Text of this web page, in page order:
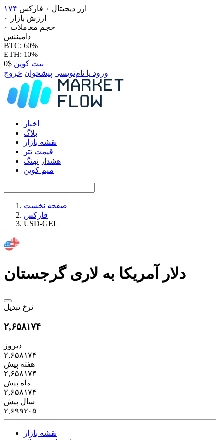
ارز دیجیتال ۰ فارکس ۱۷۴
ارزش بازار
۰
حجم معاملات ۰
دامیننس
BTC: 60%
ETH: 10%
بیت کوین $0
ورود یا نام‌نویسی پیشخوان خروج
اخبار
بلاگ
نقشه بازار
قیمت تتر
هشدار نهنگ
میم کوین
صفحه نخست
فارکس
USD-GEL
دلار آمریکا به لاری گرجستان
نرخ تبدیل
۲,۶۵۸۱۷۴
دیروز
۲,۶۵۸۱۷۴
هفته پیش
۲,۶۵۸۱۷۴
ماه پیش
۲,۶۵۸۱۷۴
سال پیش
۲,۶۹۹۲۰۵
نقشه بازار